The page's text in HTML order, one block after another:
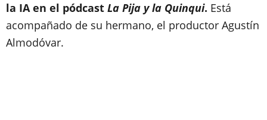
la IA en el pódcast La Pija y la Quinqui. Está
acompañado de su hermano, el productor Agustín
Almodóvar.